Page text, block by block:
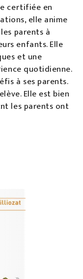
certifiée en
elle anime
parents à
enfants. Elle
et une
quotidienne.
à ses parents.
Elle est bien
les parents ont